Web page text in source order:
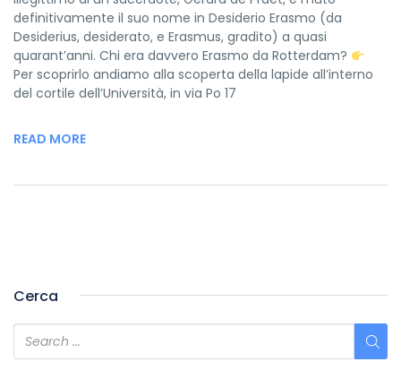
definitivamente il suo nome in Desiderio Erasmo (da
Desiderius, desiderato, e Erasmus, gradito) a quasi
quarant’anni. Chi era davvero Erasmo da Rotterdam?
Per scoprirlo andiamo alla scoperta della lapide all’interno
del cortile dell’Università, in via Po 17
READ MORE
Cerca